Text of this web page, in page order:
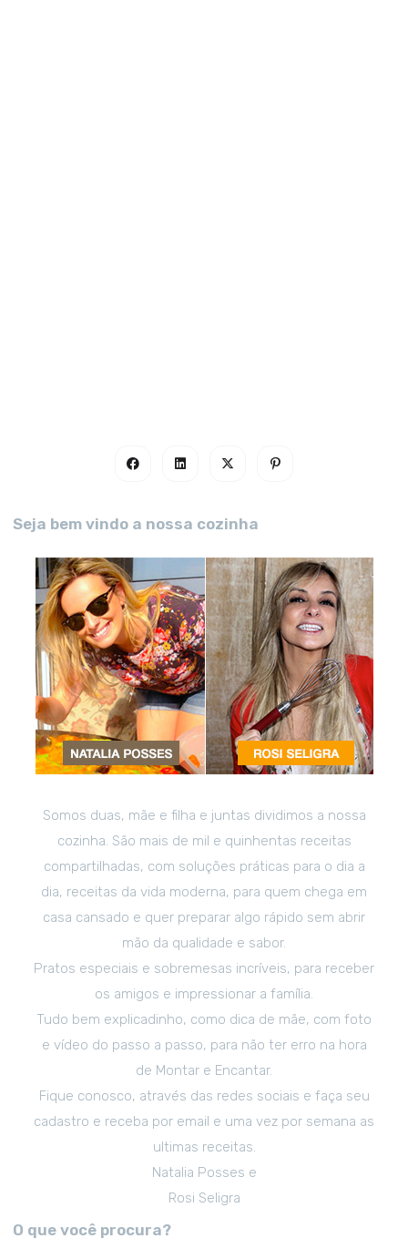
Seja bem vindo a nossa cozinha
Somos duas, mãe e filha e juntas dividimos a nossa
cozinha. São mais de mil e quinhentas receitas
compartilhadas, com soluções práticas para o dia a
dia, receitas da vida moderna, para quem chega em
casa cansado e quer preparar algo rápido sem abrir
mão da qualidade e sabor.
Pratos especiais e sobremesas incríveis, para receber
os amigos e impressionar a família.
Tudo bem explicadinho, como dica de mãe, com foto
e vídeo do passo a passo, para não ter erro na hora
de Montar e Encantar.
Fique conosco, através das redes sociais e faça seu
cadastro e receba por email e uma vez por semana as
ultimas receitas.
Natalia Posses e
Rosi Seligra
O que você procura?